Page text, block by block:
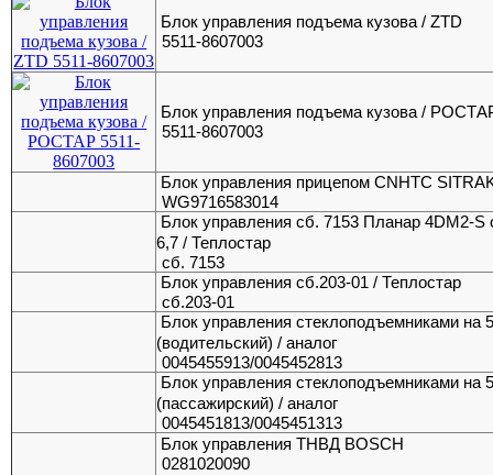
Блок управления подъема кузова / ZTD
5511-8607003
Блок управления подъема кузова /
5511-8607003
Блок управления прицепом CNHTC
WG9716583014
Блок управления сб. 7153 Планар 4DM2-S
6,7 / Теплостар
сб. 7153
Блок управления сб.203-01 / Теплостар
сб.203-01
Блок управления стеклоподъемниками на
(водительский) / аналог
0045455913/0045452813
Блок управления стеклоподъемниками на
(пассажирский) / аналог
0045451813/0045451313
Блок управления ТНВД BOSCH
0281020090